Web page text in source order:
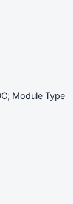
Module Type